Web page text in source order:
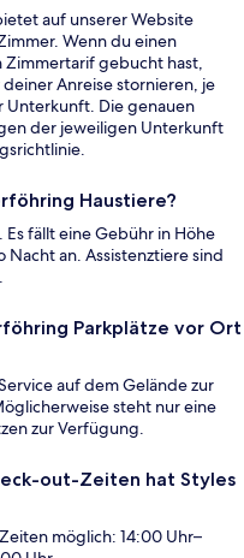
auf unserer Website
Wenn du einen
gebucht hast,
Anreise stornieren, je
Unterkunft. Die genauen
der jeweiligen Unterkunft
Haustiere?
fällt eine Gebühr in Höhe
Nacht an. Assistenztiere sind
Parkplätze vor Ort
auf dem Gelände zur
steht nur eine
zur Verfügung.
out-Zeiten hat Styles
möglich: 14:00 Uhr–